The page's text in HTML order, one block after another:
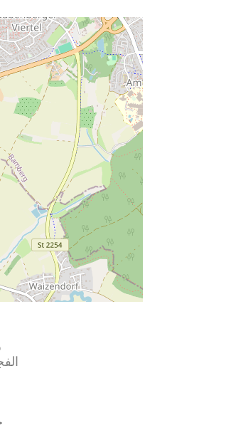
الفجر 18.0